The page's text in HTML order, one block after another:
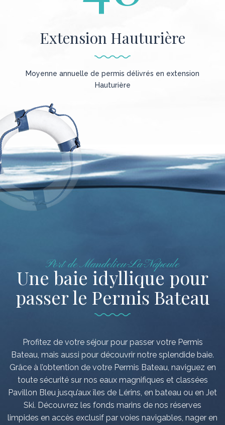
Extension Hauturière
Moyenne annuelle de permis délivrés en extension
Hauturière
Port de Mandelieu-La-Napoule
Une baie idyllique pour
passer le Permis Bateau
Profitez de votre séjour pour passer votre Permis
Bateau, mais aussi pour découvrir notre splendide baie.
Grâce à l’obtention de votre Permis Bateau, naviguez en
toute sécurité sur nos eaux magnifiques et classées
Pavillon Bleu jusqu’aux îles de Lérins, en bateau ou en Jet
Ski. Découvrez les fonds marins de nos réserves
limpides en accès exclusif par voies navigables, nager en